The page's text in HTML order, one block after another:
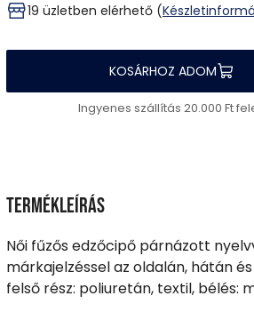
19 üzletben elérhető (
KOSÁRHOZ ADOM
Ingyenes szállítás 20.000 Ft
Termékleírás
Női fűzős edzőcipő párnázott
márkajelzéssel az oldalán, hátán
felső rész: poliuretán, textil, bélés: